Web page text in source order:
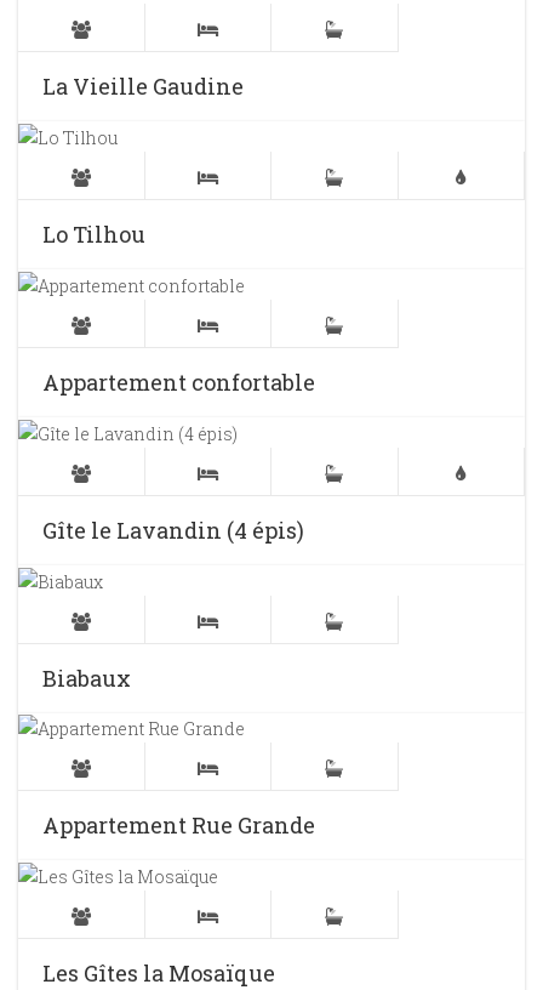
La Vieille Gaudine
Lo Tilhou
Appartement confortable
Gîte le Lavandin (4 épis)
Biabaux
Appartement Rue Grande
Les Gîtes la Mosaïque